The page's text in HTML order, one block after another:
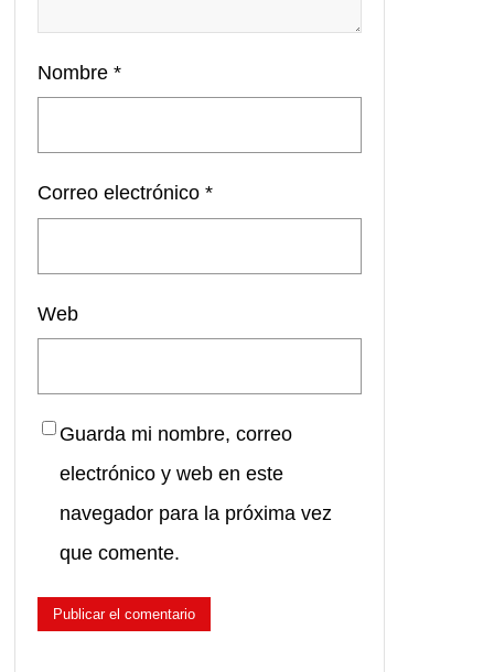
Nombre *
Correo electrónico *
Web
Guarda mi nombre, correo
electrónico y web en este
navegador para la próxima vez
que comente.